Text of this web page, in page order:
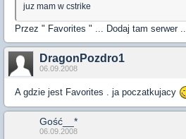
juz mam w cstrike
Przez " Favorites " ... Dodaj tam serwer ...
DragonPozdro1
06.09.2008
A gdzie jest Favorites . ja poczatkujacy
Gość__*
06.09.2008